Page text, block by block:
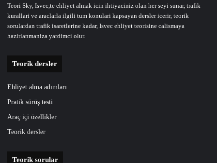
Teori Sky, Isvec,te ehliyet almak icin ihtiyaciniz olan her seyi sunar, trafik
kurallari ve araclarla ilgili tum konulari kapsayan dersler icerir, teorik
sorulardan trafik isaretlerine kadar, Isvec ehliyet teorisine calismaya
hazirlanmaniza yardimci olur.
Teorik dersler
Ehliyet alma adımları
Pratik sürüş testi
Araç içi özellikler
Teorik dersler
Teorik sorular